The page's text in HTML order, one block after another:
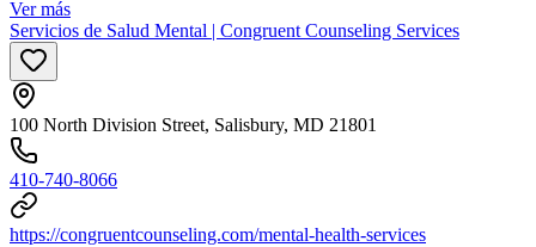
Ver más
Servicios de Salud Mental | Congruent Counseling Services
100 North Division Street, Salisbury, MD 21801
410-740-8066
https://congruentcounseling.com/mental-health-services